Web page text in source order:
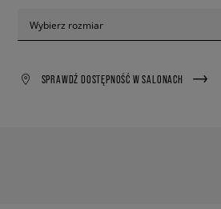
Wybierz rozmiar
SPRAWDŹ DOSTĘPNOŚĆ W SALONACH